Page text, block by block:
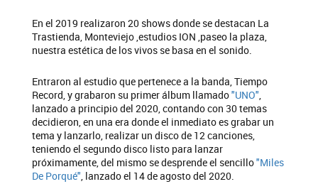
En el 2019 realizaron 20 shows donde se destacan La
Trastienda, Monteviejo ,estudios ION ,paseo la plaza,
nuestra estética de los vivos se basa en el sonido.
Entraron al estudio que pertenece a la banda, Tiempo
Record, y grabaron su primer álbum llamado"UNO",
lanzado a principio del 2020, contando con 30 temas
decidieron, en una era donde el inmediato es grabar un
tema y lanzarlo, realizar un disco de 12 canciones,
teniendo el segundo disco listo para lanzar
próximamente, del mismo se desprende el sencillo"Miles
De Porqué", lanzado el 14 de agosto del 2020.